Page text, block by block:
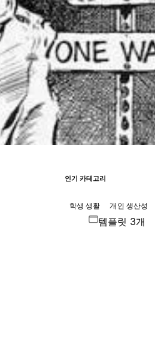
인기 카테고리
학생 생활 개인 생산성
템플릿 3개